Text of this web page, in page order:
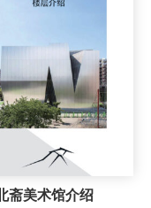
斋美术馆介绍